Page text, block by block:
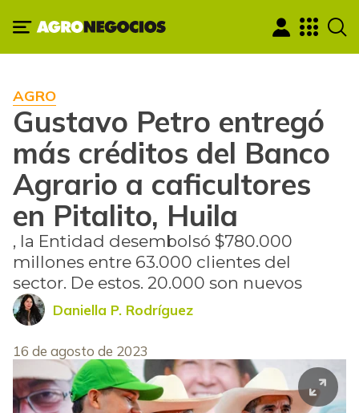
AGRO
Gustavo Petro entregó
más créditos del Banco
Agrario a caficultores
en Pitalito, Huila
, la Entidad desembolsó $780.000
millones entre 63.000 clientes del
sector. De estos. 20.000 son nuevos
Daniella P. Rodríguez
16 de agosto de 2023